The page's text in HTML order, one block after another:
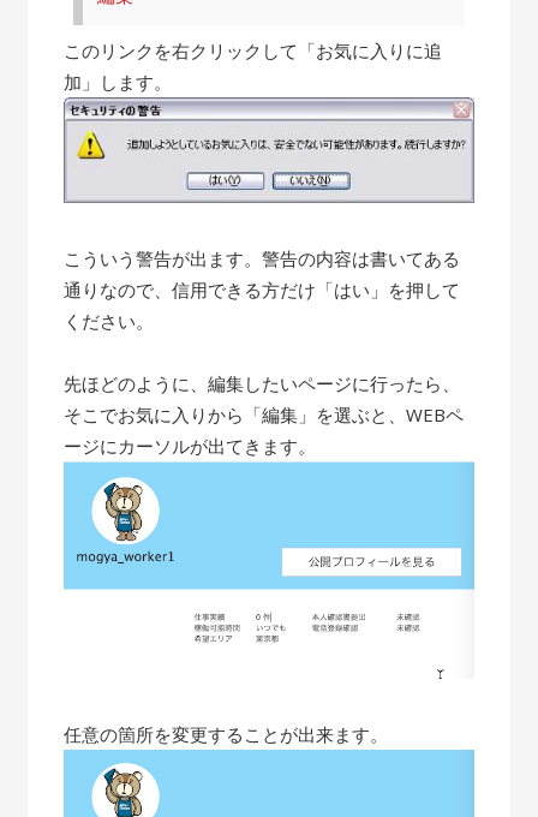
このリンクを右クリックして「お気に入りに追
加」します。
こういう警告が出ます。警告の内容は書いてある
通りなので、信用できる方だけ「はい」を押して
ください。
先ほどのように、編集したいページに行ったら、
そこでお気に入りから「編集」を選ぶと、WEBペ
ージにカーソルが出てきます。
任意の箇所を変更することが出来ます。